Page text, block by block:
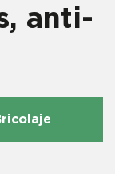
anti-